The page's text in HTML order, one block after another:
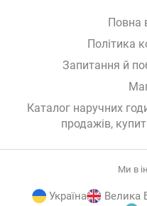
Повна
Політика
Запитання й
Каталог наручних
продажів,
Ми в
Україна Велика